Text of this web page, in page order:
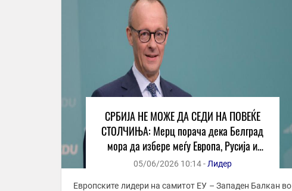
СРБИЈА НЕ МОЖЕ ДА СЕДИ НА ПОВЕЌЕ
СТОЛЧИЊА: Мерц порача дека Белград
мора да избере меѓу Европа, Русија и
Кина
05/06/2026 10:14 - Лидер
Европските лидери на самитот ЕУ – Западен Балкан во